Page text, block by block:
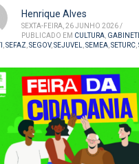
Henrique Alves
SEXTA-FEIRA, 26 JUNHO 2026/
PUBLICADO EM CULTURA,
,SEFAZ,SEGOV,SEJUVEL,SEMEA,SETURC,